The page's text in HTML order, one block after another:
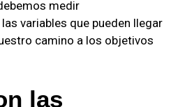
medir
variables que pueden llegar
camino a los objetivos
las